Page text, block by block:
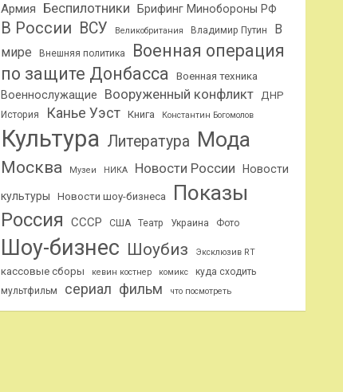
Армия Беспилотники Брифинг Минобороны РФ
В России ВСУ Великобритания Владимир Путин
В
мире
Внешняя политика
Военная операция
по защите Донбасса
Военная техника
Военнослужащие Вооруженный конфликт ДНР
История Канье Уэст Книга Константин Богомолов
Культура Литература Мода
Москва Музеи НИКА Новости России Новости
культуры Новости шоу-бизнеса Показы
Россия СССР США Театр Украина Фото
Шоу-бизнес Шоубиз Эксклюзив RT
кассовые сборы кевин костнер комикс
куда сходить
мультфильм
сериал фильм что посмотреть